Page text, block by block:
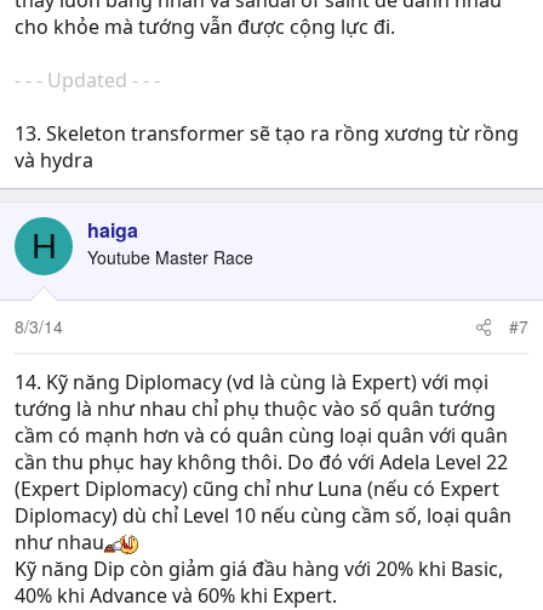
cho khỏe mà tướng vẫn được cộng lực đi.
- - - Updated - - -
13. Skeleton transformer sẽ tạo ra rồng xương từ rồng
và hydra
H haiga
Youtube Master Race
8/3/14 #7
14. Kỹ năng Diplomacy (vd là cùng là Expert) với mọi
tướng là như nhau chỉ phụ thuộc vào số quân tướng
cầm có mạnh hơn và có quân cùng loại quân với quân
cần thu phục hay không thôi. Do đó với Adela Level 22
(Expert Diplomacy) cũng chỉ như Luna (nếu có Expert
Diplomacy) dù chỉ Level 10 nếu cùng cầm số, loại quân
như nhau
Kỹ năng Dip còn giảm giá đầu hàng với 20% khi Basic,
40% khi Advance và 60% khi Expert.